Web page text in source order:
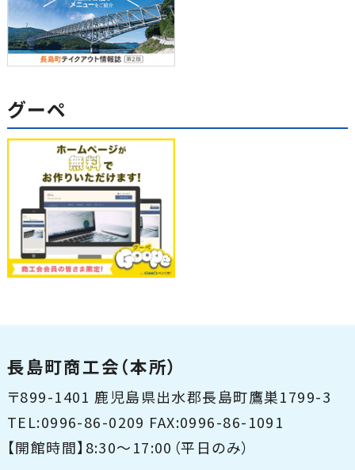
グーペ
長島町商工会（本所）
〒899-1401 鹿児島県出水郡長島町鷹巣1799-3
TEL:0996-86-0209 FAX:0996-86-1091
【開館時間】8:30〜17:00（平日のみ）